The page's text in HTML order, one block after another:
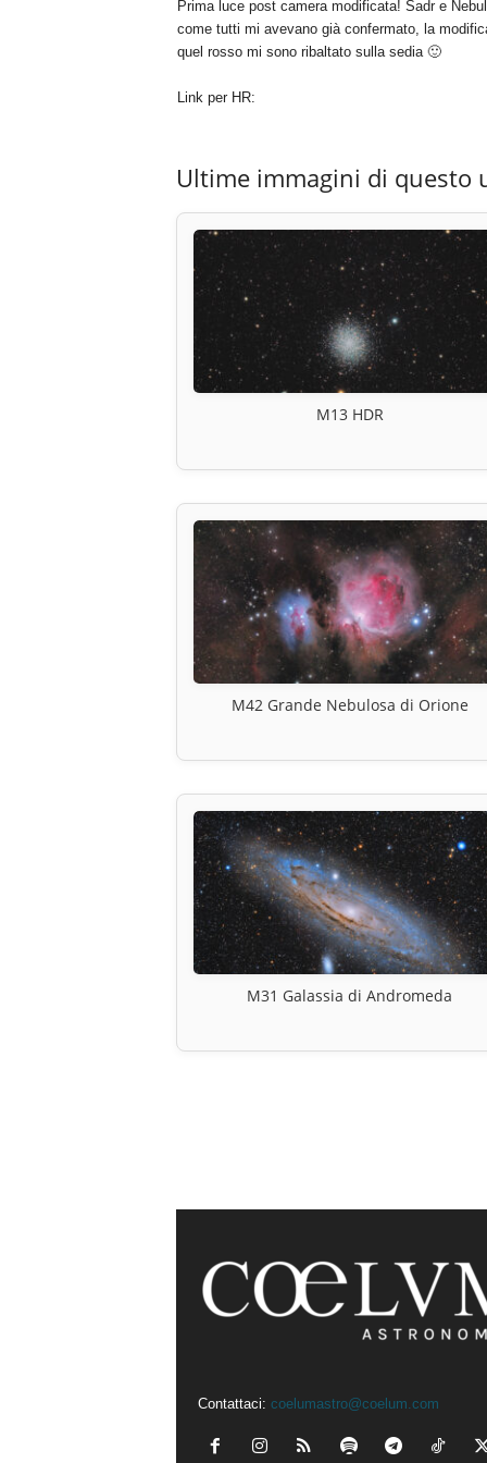
Prima luce post camera modificata! Sadr e
come tutti mi avevano già confermato, la
quel rosso mi sono ribaltato sulla sedia 🙂
Link per HR:
Ultime immagini di questo
M13 HDR
M42 Grande Nebulosa di Orione
M31 Galassia di Andromeda
Contattaci: coelumastro@coelum.com